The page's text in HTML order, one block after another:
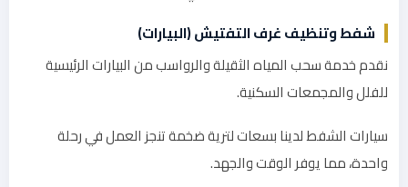
شفط وتنظيف غرف التفتيش (البيارات)
نقدم خدمة سحب المياه الثقيلة والرواسب من البيارات الرئيسية
للفلل والمجمعات السكنية.
سيارات الشفط لدينا بسعات لترية ضخمة تنجز العمل في رحلة
واحدة، مما يوفر الوقت والجهد.